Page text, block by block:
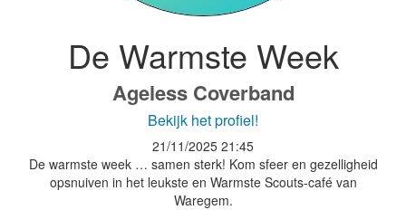
De Warmste Week
Ageless Coverband
Bekijk het profiel!
21/11/2025 21:45
De warmste week … samen sterk! Kom sfeer en gezelligheid
opsnuiven in het leukste en Warmste Scouts-café van
Waregem.